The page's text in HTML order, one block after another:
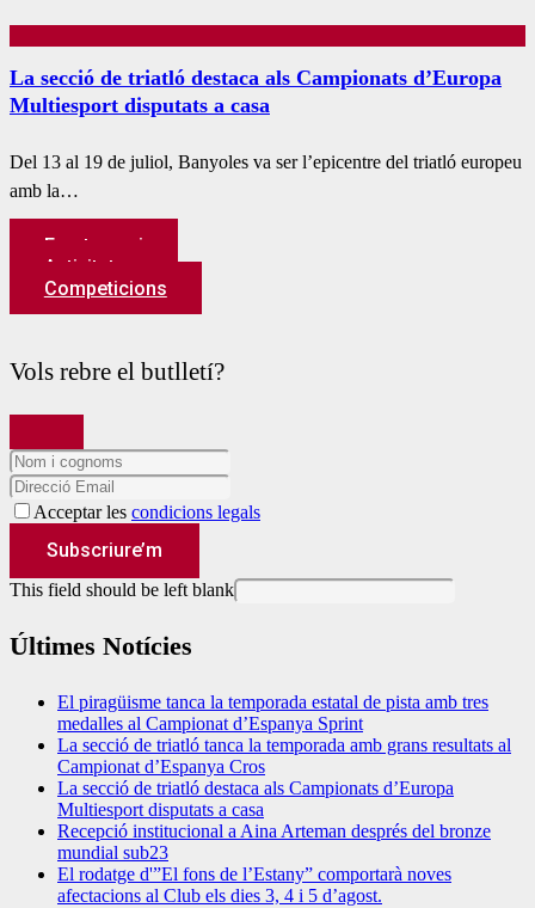
La secció de triatló destaca als Campionats d’Europa
Multiesport disputats a casa
Del 13 al 19 de juliol, Banyoles va ser l’epicentre del triatló europeu
amb la…
Fes-te soci
Activitats
Competicions
Vols rebre el butlletí?
Acceptar les condicions legals
Subscriure’m
This field should be left blank
Últimes Notícies
El piragüisme tanca la temporada estatal de pista amb tres
medalles al Campionat d’Espanya Sprint
La secció de triatló tanca la temporada amb grans resultats al
Campionat d’Espanya Cros
La secció de triatló destaca als Campionats d’Europa
Multiesport disputats a casa
Recepció institucional a Aina Arteman després del bronze
mundial sub23
El rodatge d'”El fons de l’Estany” comportarà noves
afectacions al Club els dies 3, 4 i 5 d’agost.